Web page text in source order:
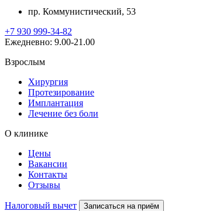
пр. Коммунистический, 53
+7 930 999-34-82
Ежедневно: 9.00-21.00
Взрослым
Хирургия
Протезирование
Имплантация
Лечение без боли
О клинике
Цены
Вакансии
Контакты
Отзывы
Налоговый вычет Записаться на приём